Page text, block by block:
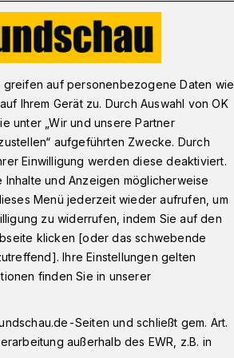
und Drittliga-Erfahrung​
mit
nächste
Der 24-
auf personenbezogene Daten wie
Ihrem Gerät zu. Durch Auswahl von OK
unter „Wir und unsere Partner
aufgeführten Zwecke. Durch
Einwilligung werden diese deaktiviert.
und Anzeigen möglicherweise
Menü jederzeit wieder aufrufen, um
zu widerrufen, indem Sie auf den
klicken [oder das schwebende
Ihre Einstellungen gelten
finden Sie in unserer
Seiten und schließt gem. Art.
außerhalb des EWR, z.B. in